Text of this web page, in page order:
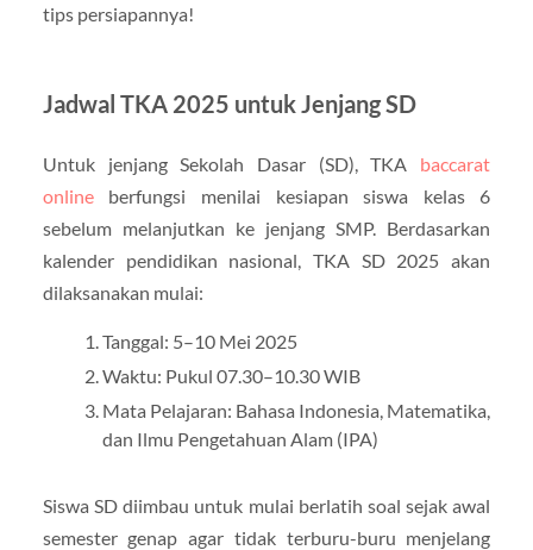
tips persiapannya!
Jadwal TKA 2025 untuk Jenjang SD
Untuk jenjang Sekolah Dasar (SD), TKA baccarat
onlineberfungsi menilai kesiapan siswa kelas 6
sebelum melanjutkan ke jenjang SMP. Berdasarkan
kalender pendidikan nasional, TKA SD 2025 akan
dilaksanakan mulai:
Tanggal: 5–10 Mei 2025
Waktu: Pukul 07.30–10.30 WIB
Mata Pelajaran: Bahasa Indonesia, Matematika,
dan Ilmu Pengetahuan Alam (IPA)
Siswa SD diimbau untuk mulai berlatih soal sejak awal
semester genap agar tidak terburu-buru menjelang